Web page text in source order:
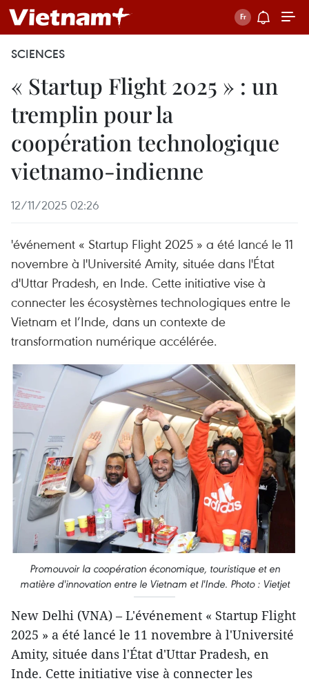
SCIENCES
« Startup Flight 2025 » : un
tremplin pour la
coopération technologique
vietnamo-indienne
12/11/2025 02:26
'événement « Startup Flight 2025 » a été lancé le 11
novembre à l'Université Amity, située dans l'État
d'Uttar Pradesh, en Inde. Cette initiative vise à
connecter les écosystèmes technologiques entre le
Vietnam et l’Inde, dans un contexte de
transformation numérique accélérée.
Promouvoir la coopération économique, touristique et en
matière d'innovation entre le Vietnam et l'Inde. Photo : Vietjet
New Delhi (VNA) – L'événement « Startup Flight
2025 » a été lancé le 11 novembre à l'Université
Amity, située dans l'État d'Uttar Pradesh, en
Inde. Cette initiative vise à connecter les